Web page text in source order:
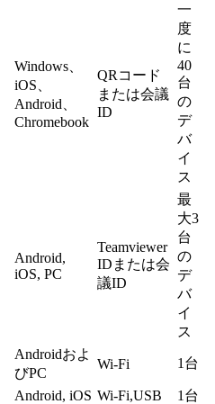
Windows、
iOS、
Android、
Chromebook
QRコード
または会議
ID
一
度
に
40
台
の
デ
バ
イ
ス
Android,
iOS, PC
Teamviewer
IDまたは会
議ID
最
大3
台
の
デ
バ
イ
ス
Androidおよ
びPC
Wi-Fi 1台
Android, iOS Wi-Fi,USB
1台